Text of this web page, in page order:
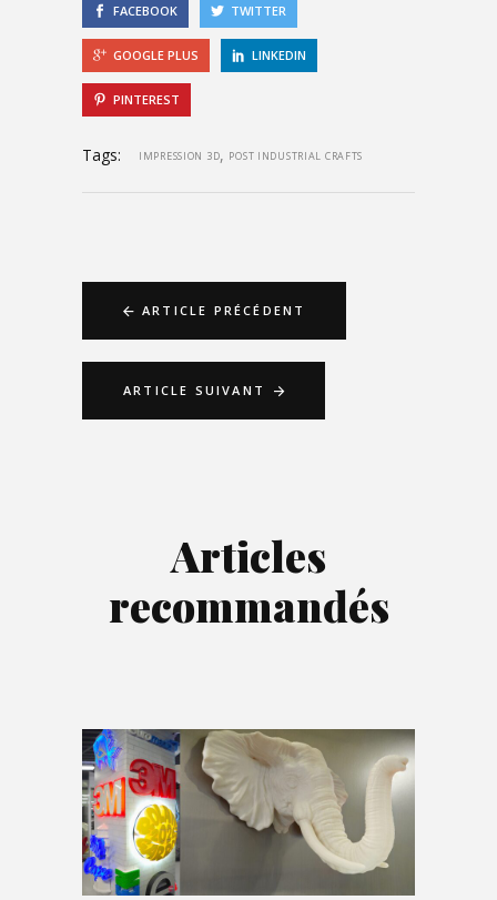
FACEBOOK TWITTER
GOOGLE PLUS LINKEDIN
PINTEREST
Tags: IMPRESSION 3D, POST INDUSTRIAL CRAFTS
ARTICLE PRÉCÉDENT
ARTICLE SUIVANT
Articles
recommandés